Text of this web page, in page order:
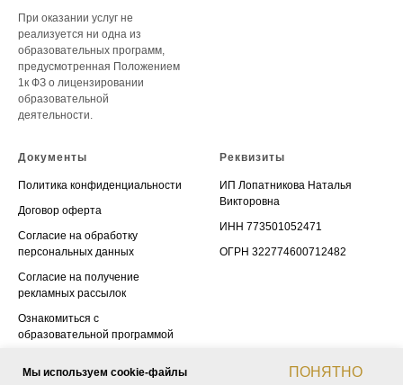
Мы используем cookie-файлы ПОНЯТНО
При оказании услуг не
реализуется ни одна из
образовательных программ,
предусмотренная Положением
1к ФЗ о лицензировании
образовательной
деятельности.
Документы
Политика конфиденциальности
Договор оферта
Согласие на обработку
персональных данных
Согласие на получение
рекламных рассылок
Ознакомиться с
образовательной программой
Реквизиты
ИП Лопатникова Наталья
Викторовна
ИНН 773501052471
ОГРН 322774600712482